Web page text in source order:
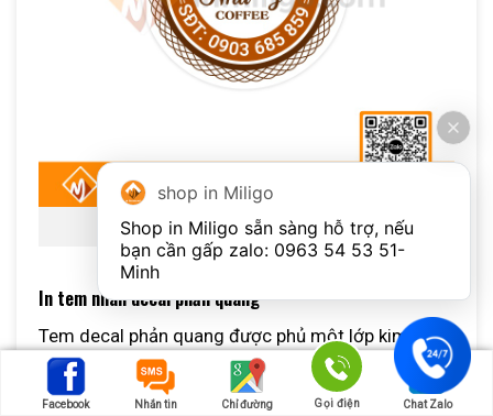
Tem nhãn giấy
In tem nhãn decal phản quang
Tem decal phản quang được phủ một lớp kim loại
có khả năng phản xạ ánh sáng cực tốt, thu hút sự
chú ý. Loại tem này có độ bền cao, có nhiều hình
Facebook Nhắn tin Chỉ đường Gọi điện Chat Zalo
shop in Miligo
Shop in Miligo sẵn sàng hỗ trợ, nếu
bạn cần gấp zalo: 0963 54 53 51-
Minh